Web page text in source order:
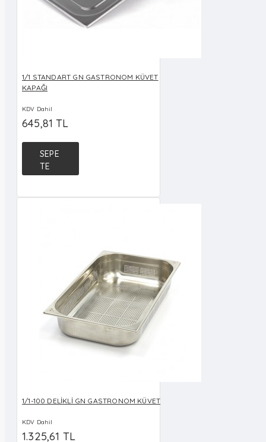
1/1 STANDART GN GASTRONOM KÜVET
KAPAĞI
KDV Dahil
645,81 TL
SEPE
TE
1/1-100 DELİKLİ GN GASTRONOM KÜVET
KDV Dahil
1.325,61 TL